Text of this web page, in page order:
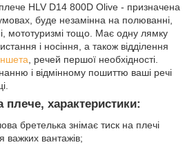
HLV D14 800D Olive - призначена
буде незамінна на полюванні,
мототуризмі тощо. Має одну лямку
і носіння, а також відділення
, речей першої необхідності.
і відмінному пошиттю ваші речі
плече, характеристики:
бретелька знімає тиск на плечі
важких вантажів;